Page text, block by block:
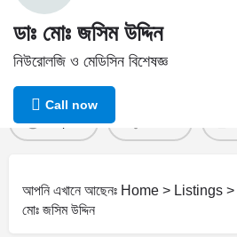
ডাঃ মোঃ জসিম উদ্দিন
নিউরোলজি ও মেডিসিন বিশেষজ্ঞ
Call now
প্রোফাইল রিভিউ 0
Report
আপনি এখানে আছেনঃ Home > Listings >
মোঃ জসিম উদ্দিন